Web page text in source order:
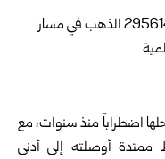
اضطراباً منذ سنوات، مع
أوصلته إلى أدنى